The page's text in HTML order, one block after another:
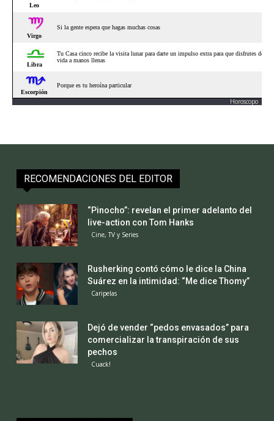
Horoscopo
RECOMENDACIONES DEL EDITOR
“Pinocho”: revelan el primer adelanto del
live-action con Tom Hanks
Cine, TV y Series
Rusherking contó cómo le dice la China
Suárez en la intimidad: “Me dice Thomy”
Caripelas
Dejó de vender “pedos envasados” para
comercializar la transpiración de sus
pechos
Cuack!